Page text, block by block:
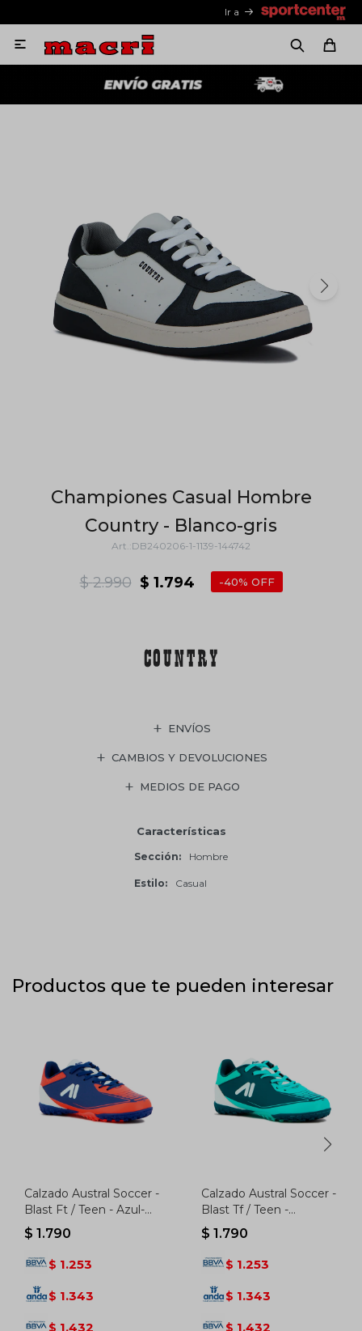
Ir a

Championes Casual Hombre
Country - Blanco-gris
DB240206-1-1139-144742
$ 1.794
$ 2.990 40
ENVÍOS
CAMBIOS Y DEVOLUCIONES
MEDIOS DE PAGO
Características
Sección Hombre
Estilo Casual
Productos que te pueden interesar
Calzado Austral Soccer -
Blast Ft / Teen - Azul-
naranja
$ 1.790
$ 1.253
$ 1.343
$ 1.432
Calzado Austral Soccer -
Blast Tf / Teen -
Turquesa
$ 1.790
$ 1.253
$ 1.343
$ 1.432